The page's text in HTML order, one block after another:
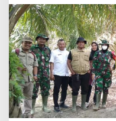
h
i
l
B
e
r
h
a
r
a
p